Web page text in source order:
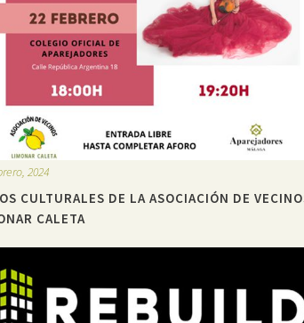
2024
CULTURALES DE LA ASOCIACIÓN DE
CALETA